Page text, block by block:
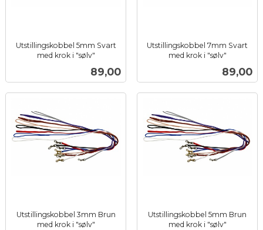
Utstillingskobbel 5mm Svart
med krok i "sølv"
Pris
89,00
Utstillingskobbel 7mm Svart
med krok i "sølv"
Pris
89,00
Utstillingskobbel 3mm Brun
med krok i "sølv"
Utstillingskobbel 5mm Brun
med krok i "sølv"